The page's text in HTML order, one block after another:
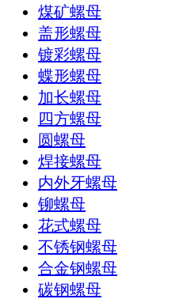
煤矿螺母
盖形螺母
镀彩螺母
蝶形螺母
加长螺母
四方螺母
圆螺母
焊接螺母
内外牙螺母
铆螺母
花式螺母
不锈钢螺母
合金钢螺母
碳钢螺母